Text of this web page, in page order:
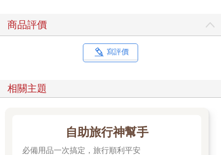
商品評價
寫評價
相關主題
自助旅行神幫手
必備用品一次搞定，旅行順利平安